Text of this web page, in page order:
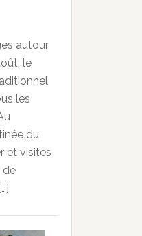
autour
le
les
du
et visites
de